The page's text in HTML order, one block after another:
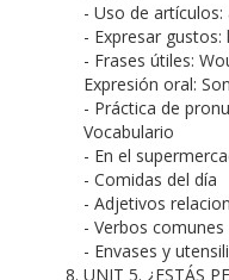
- Uso de
- Expresar gustos:
- Frases útiles:
Expresión oral:
- Práctica de
Vocabulario
- En el
- Comidas del día
- Adjetivos
- Verbos
- Envases y
UNIT 5. ¿ESTÁS